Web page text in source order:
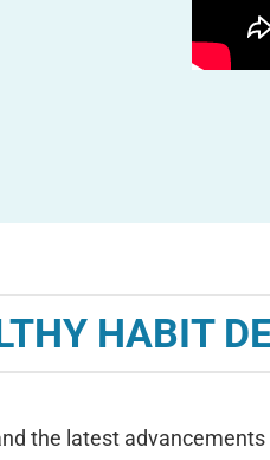
HABIT
the latest